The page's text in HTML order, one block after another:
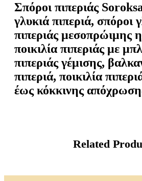
Σπόροι πιπεριάς
γλυκιά πιπεριά, σπόροι
πιπεριάς μεσοπρώιμης
ποικιλία πιπεριάς με
πιπεριάς γέμισης,
πιπεριά, ποικιλία
έως κόκκινης
Related